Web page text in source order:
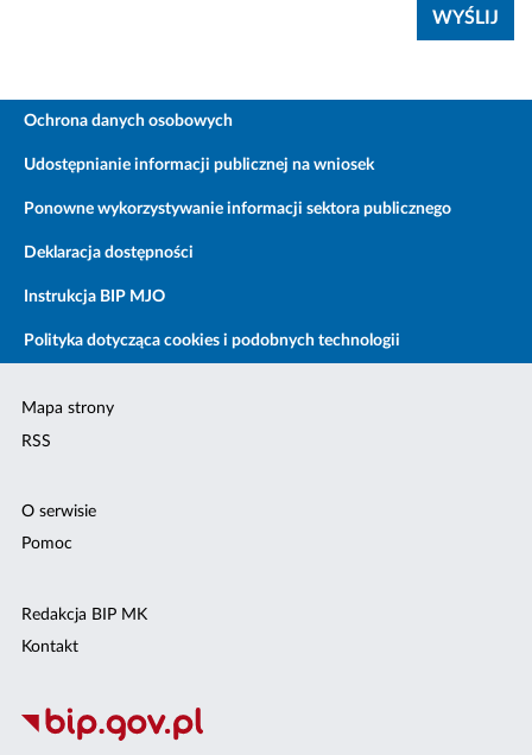
Ochrona danych osobowych
Udostępnianie informacji publicznej na wniosek
Ponowne wykorzystywanie informacji sektora publicznego
Deklaracja dostępności
Instrukcja BIP MJO
Polityka dotycząca cookies i podobnych technologii
Mapa strony
RSS
O serwisie
Pomoc
Redakcja BIP MK
Kontakt